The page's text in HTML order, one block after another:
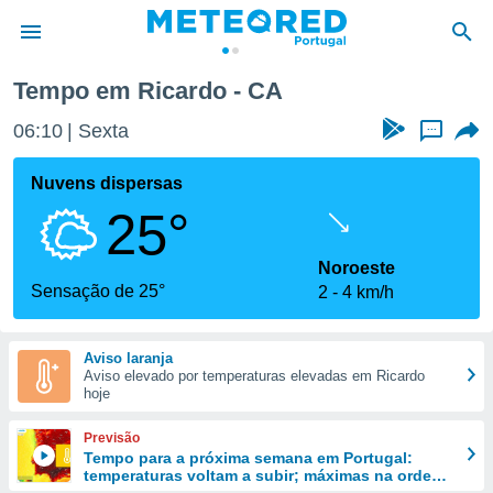
da
foi
fornecidas
a este
das
e
forma
digital
Tempo em Ricardo - CA
06:10 Sexta ...
Nuvens dispersas
25°
Sensação de 25°
Noroeste
2
4 km/h
Aviso laranja
Aviso elevado por temperaturas elevadas em Ricardo
hoje
Previsão
Tempo para a próxima semana em Portugal:
temperaturas voltam a subir; máximas na ordem